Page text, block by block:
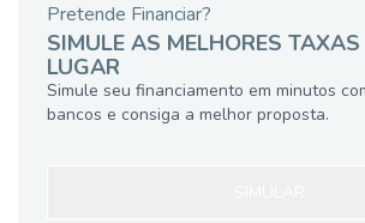
Pretende Financiar?
SIMULE AS MELHORES
LUGAR
Simule seu financiamento em minutos
bancos e consiga a melhor proposta.